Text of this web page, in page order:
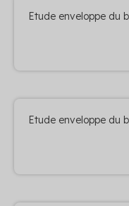
Etude enveloppe du
Etude enveloppe du